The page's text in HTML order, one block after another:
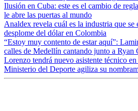
Ilusión en Cuba: este es el cambio de
le abre las puertas al mundo
Analdex revela cuál es la industria que se
desplome del dólar en Colombia
“Estoy muy contento de estar aquí”:
calles de Medellín cantando junto a Ryan
Lorenzo tendrá nuevo asistente técnico
Ministerio del Deporte agiliza su